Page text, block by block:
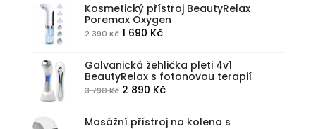
5
990 Kč.
3
Kosmetický přístroj BeautyRelax
Poremax Oxygen
2 390Kč Původní
byla:
2
390 Kč.
1 690 KčAktuální
je:
1
690 Kč.
Galvanická žehlička pleti 4v1
BeautyRelax s fotonovou terapií
3 790Kč Původní
byla:
2 890 KčAktuální
je:
Masážní přístroj na kolena s